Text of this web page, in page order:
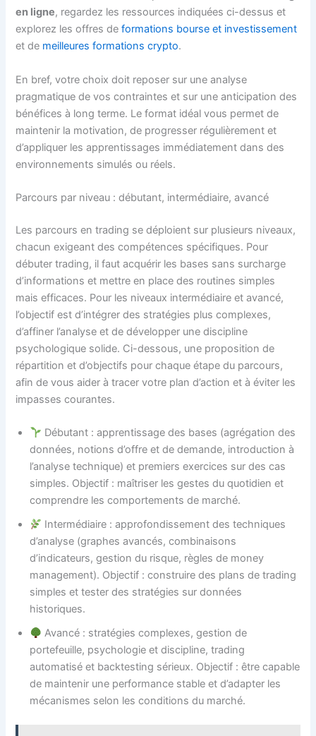
en ligne, regardez les ressources indiquées ci-dessus et
explorez les offres deformations bourse et investissement
et de meilleures formations crypto.
En bref, votre choix doit reposer sur une analyse
pragmatique de vos contraintes et sur une anticipation des
bénéfices à long terme. Le format idéal vous permet de
maintenir la motivation, de progresser régulièrement et
d’appliquer les apprentissages immédiatement dans des
environnements simulés ou réels.
Parcours par niveau : débutant, intermédiaire, avancé
Les parcours en trading se déploient sur plusieurs niveaux,
chacun exigeant des compétences spécifiques. Pour
débuter trading, il faut acquérir les bases sans surcharge
d’informations et mettre en place des routines simples
mais efficaces. Pour les niveaux intermédiaire et avancé,
l’objectif est d’intégrer des stratégies plus complexes,
d’affiner l’analyse et de développer une discipline
psychologique solide. Ci-dessous, une proposition de
répartition et d’objectifs pour chaque étape du parcours,
afin de vous aider à tracer votre plan d’action et à éviter les
impasses courantes.
Débutant : apprentissage des bases (agrégation des
données, notions d’offre et de demande, introduction à
l’analyse technique) et premiers exercices sur des cas
simples. Objectif : maîtriser les gestes du quotidien et
comprendre les comportements de marché.
Intermédiaire : approfondissement des techniques
d’analyse (graphes avancés, combinaisons
d’indicateurs, gestion du risque, règles de money
management). Objectif : construire des plans de trading
simples et tester des stratégies sur données
historiques.
Avancé : stratégies complexes, gestion de
portefeuille, psychologie et discipline, trading
automatisé et backtesting sérieux. Objectif : être capable
de maintenir une performance stable et d’adapter les
mécanismes selon les conditions du marché.